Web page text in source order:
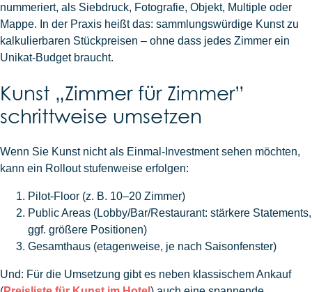
nummeriert, als Siebdruck, Fotografie, Objekt, Multiple oder
Mappe. In der Praxis heißt das: sammlungswürdige Kunst zu
kalkulierbaren Stückpreisen – ohne dass jedes Zimmer ein
Unikat-Budget braucht.
Kunst „Zimmer für Zimmer”
schrittweise umsetzen
Wenn Sie Kunst nicht als Einmal-Investment sehen möchten,
kann ein Rollout stufenweise erfolgen:
Pilot-Floor (z. B. 10–20 Zimmer)
Public Areas (Lobby/Bar/Restaurant: stärkere Statements,
ggf. größere Positionen)
Gesamthaus (etagenweise, je nach Saisonfenster)
Und: Für die Umsetzung gibt es neben klassischem Ankauf